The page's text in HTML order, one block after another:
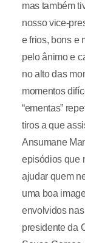
mas também
nosso vice-
e frios, bons e
pelo ânimo e
no alto das
momentos
“ementas”
tiros a que
Ansumane
episódios que
ajudar quem
uma boa
envolvidos
presidente da